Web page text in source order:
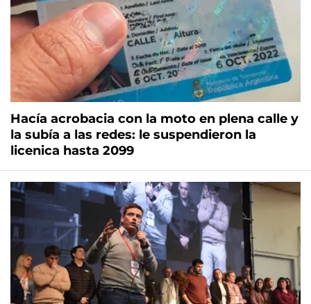
Hacía acrobacia con la moto en plena calle y
la subía a las redes: le suspendieron la
licenica hasta 2099